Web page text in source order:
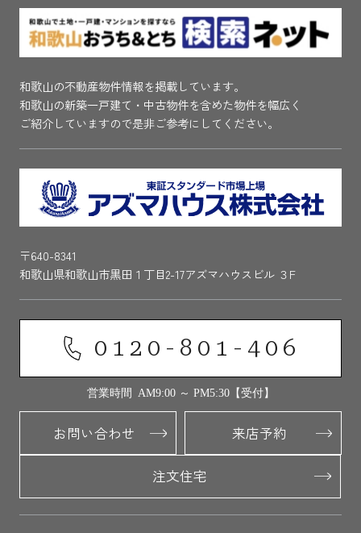
和歌山の不動産物件情報を掲載しています。
和歌山の新築一戸建て・中古物件を含めた物件を幅広く
ご紹介していますので是非ご参考にしてください。
〒640-8341
和歌山県和歌山市黒田１丁目2-17アズマハウスビル ３F
0120-801-406
営業時間 AM9:00 ～ PM5:30【受付】
お問い合わせ 来店予約
注文住宅